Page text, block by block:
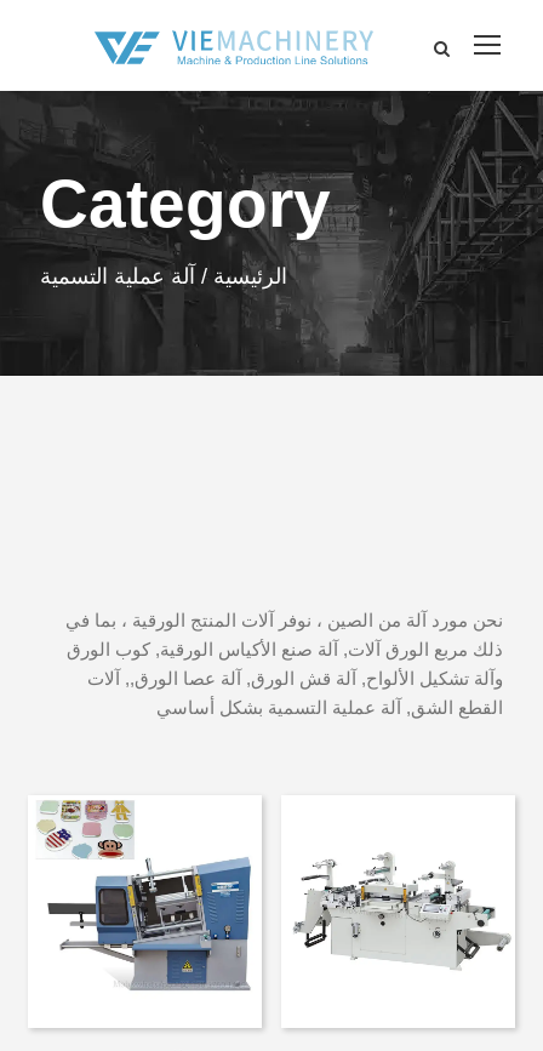
Category
الرئيسية / آلة عملية التسمية
نحن مورد آلة من الصين ، نوفر آلات المنتج الورقية ، بما في
ذلك مربع الورق آلات, آلة صنع الأكياس الورقية, كوب الورق
وآلة تشكيل الألواح, آلة قش الورق, آلة عصا الورق,, آلات
القطع الشق, آلة عملية التسمية بشكل أساسي